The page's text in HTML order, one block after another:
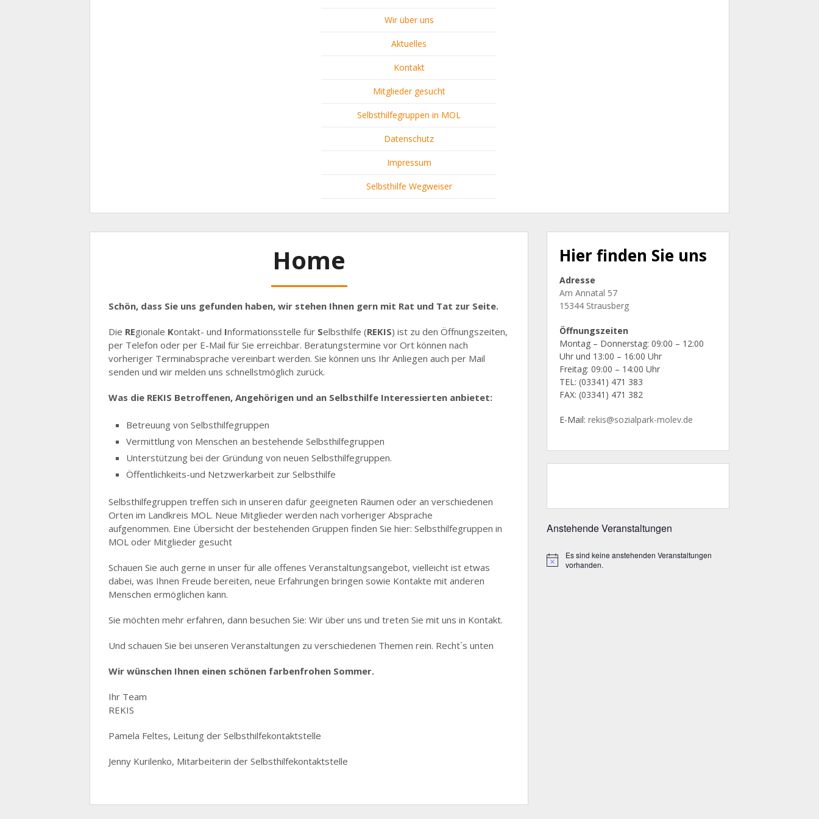
Wir über uns
Aktuelles
Kontakt
Mitglieder gesucht
Selbsthilfegruppen in MOL
Datenschutz
Impressum
Selbsthilfe Wegweiser
Home
Schön, dass Sie uns gefunden haben, wir stehen Ihnen gern mit Rat und Tat zur Seite.
Die REgionale Kontakt- und Informationsstelle für Selbsthilfe (REKIS) ist zu den Öffnungszeiten,
per Telefon oder per E-Mail für Sie erreichbar. Beratungstermine vor Ort können nach
vorheriger Terminabsprache vereinbart werden. Sie können uns Ihr Anliegen auch per Mail
senden und wir melden uns schnellstmöglich zurück.
Was die REKIS Betroffenen, Angehörigen und an Selbsthilfe Interessierten anbietet:
Betreuung von Selbsthilfegruppen
Vermittlung von Menschen an bestehende Selbsthilfegruppen
Unterstützung bei der Gründung von neuen Selbsthilfegruppen.
Öffentlichkeits-und Netzwerkarbeit zur Selbsthilfe
Selbsthilfegruppen treffen sich in unseren dafür geeigneten Räumen oder an verschiedenen
Orten im Landkreis MOL. Neue Mitglieder werden nach vorheriger Absprache
aufgenommen. Eine Übersicht der bestehenden Gruppen finden Sie hier: Selbsthilfegruppen in
MOL oder Mitglieder gesucht
Schauen Sie auch gerne in unser für alle offenes Veranstaltungsangebot, vielleicht ist etwas
dabei, was Ihnen Freude bereiten, neue Erfahrungen bringen sowie Kontakte mit anderen
Menschen ermöglichen kann.
Sie möchten mehr erfahren, dann besuchen Sie: Wir über uns und treten Sie mit uns in Kontakt.
Und schauen Sie bei unseren Veranstaltungen zu verschiedenen Themen rein. Recht´s unten
Wir wünschen Ihnen einen schönen farbenfrohen Sommer.
Ihr Team
REKIS
Pamela Feltes, Leitung der Selbsthilfekontaktstelle
Jenny Kurilenko, Mitarbeiterin der Selbsthilfekontaktstelle
Hier finden Sie uns
Adresse
Am Annatal 57
15344 Strausberg
Öffnungszeiten
Montag – Donnerstag: 09:00 – 12:00
Uhr und 13:00 – 16:00 Uhr
Freitag: 09:00 – 14:00 Uhr
TEL: (03341) 471 383
FAX: (03341) 471 382
E-Mail: rekis@sozialpark-molev.de
Anstehende Veranstaltungen
Hinweis
Es sind keine anstehenden Veranstaltungen
vorhanden.